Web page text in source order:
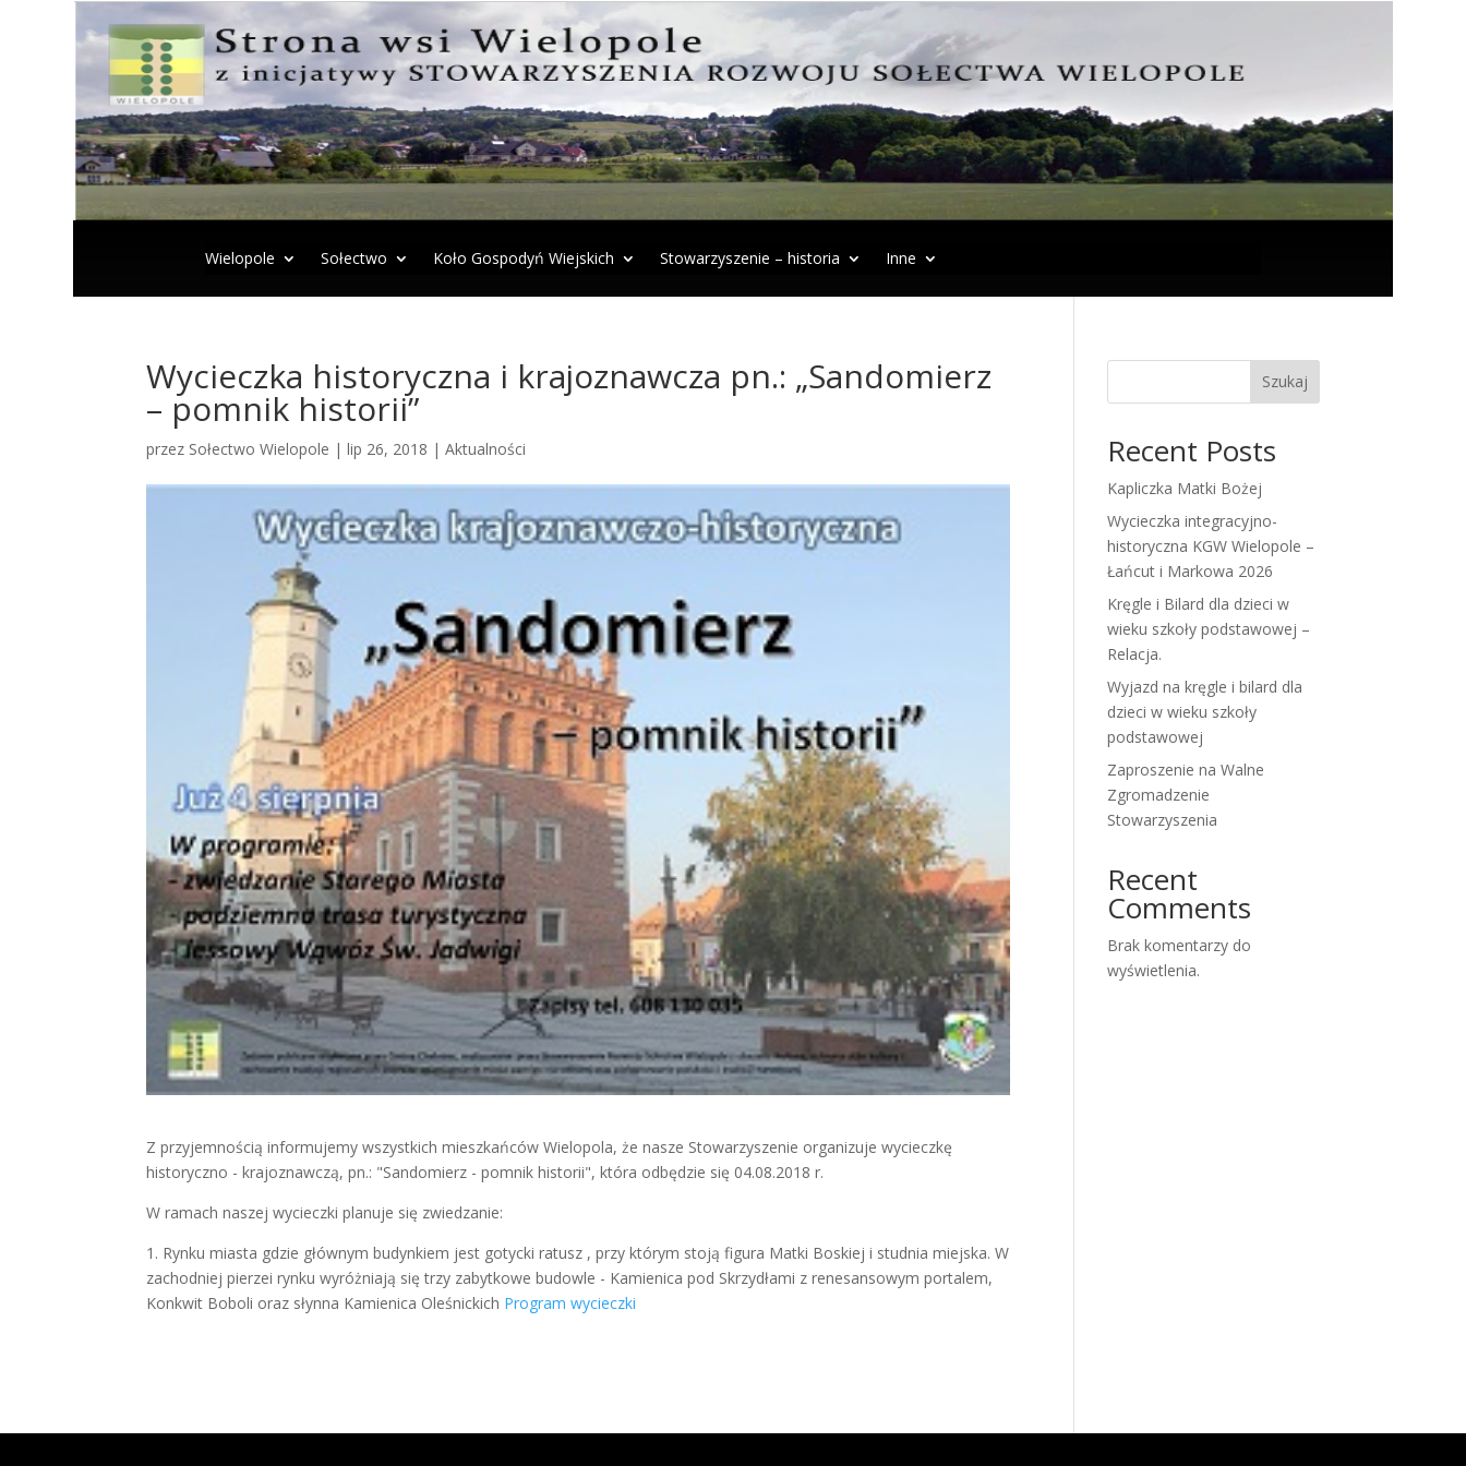
Wielopole Sołectwo Koło Gospodyń Wiejskich Stowarzyszenie – historia Inne
Wycieczka historyczna i krajoznawcza pn.: „Sandomierz
– pomnik historii”
przez Sołectwo Wielopole |lip 26, 2018 |Aktualności
Z przyjemnością informujemy wszystkich mieszkańców Wielopola, że nasze Stowarzyszenie organizuje wycieczkę
historyczno - krajoznawczą, pn.: "Sandomierz - pomnik historii", która odbędzie się 04.08.2018 r.
W ramach naszej wycieczki planuje się zwiedzanie:
1. Rynku miasta gdzie głównym budynkiem jest gotycki ratusz , przy którym stoją figura Matki Boskiej i studnia miejska. W
zachodniej pierzei rynku wyróżniają się trzy zabytkowe budowle - Kamienica pod Skrzydłami z renesansowym portalem,
Konkwit Boboli oraz słynna Kamienica Oleśnickich Program wycieczki
Szukaj
Recent Posts
Kapliczka Matki Bożej
Wycieczka integracyjno-
historyczna KGW Wielopole –
Łańcut i Markowa 2026
Kręgle i Bilard dla dzieci w
wieku szkoły podstawowej –
Relacja.
Wyjazd na kręgle i bilard dla
dzieci w wieku szkoły
podstawowej
Zaproszenie na Walne
Zgromadzenie
Stowarzyszenia
Recent
Comments
Brak komentarzy do
wyświetlenia.